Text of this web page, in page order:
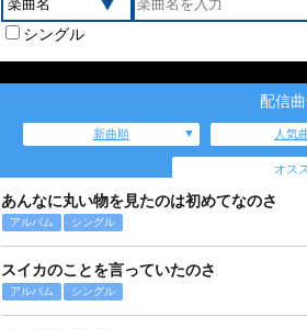
シングル
配信
新曲順 人気
オス
あんなに丸い物を見たのは初めてなのさ
アルバム シングル
スイカのことを言っていたのさ
アルバム シングル